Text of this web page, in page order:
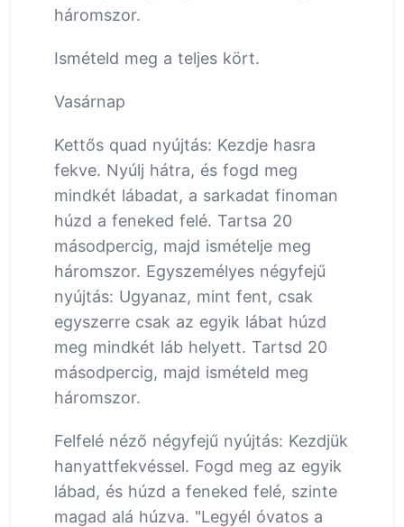
háromszor.
Ismételd meg a teljes kört.
Vasárnap
Kettős quad nyújtás: Kezdje hasra
fekve. Nyúlj hátra, és fogd meg
mindkét lábadat, a sarkadat finoman
húzd a feneked felé. Tartsa 20
másodpercig, majd ismételje meg
háromszor. Egyszemélyes négyfejű
nyújtás: Ugyanaz, mint fent, csak
egyszerre csak az egyik lábat húzd
meg mindkét láb helyett. Tartsd 20
másodpercig, majd ismételd meg
háromszor.
Felfelé néző négyfejű nyújtás: Kezdjük
hanyattfekvéssel. Fogd meg az egyik
lábad, és húzd a feneked felé, szinte
magad alá húzva. "Legyél óvatos a